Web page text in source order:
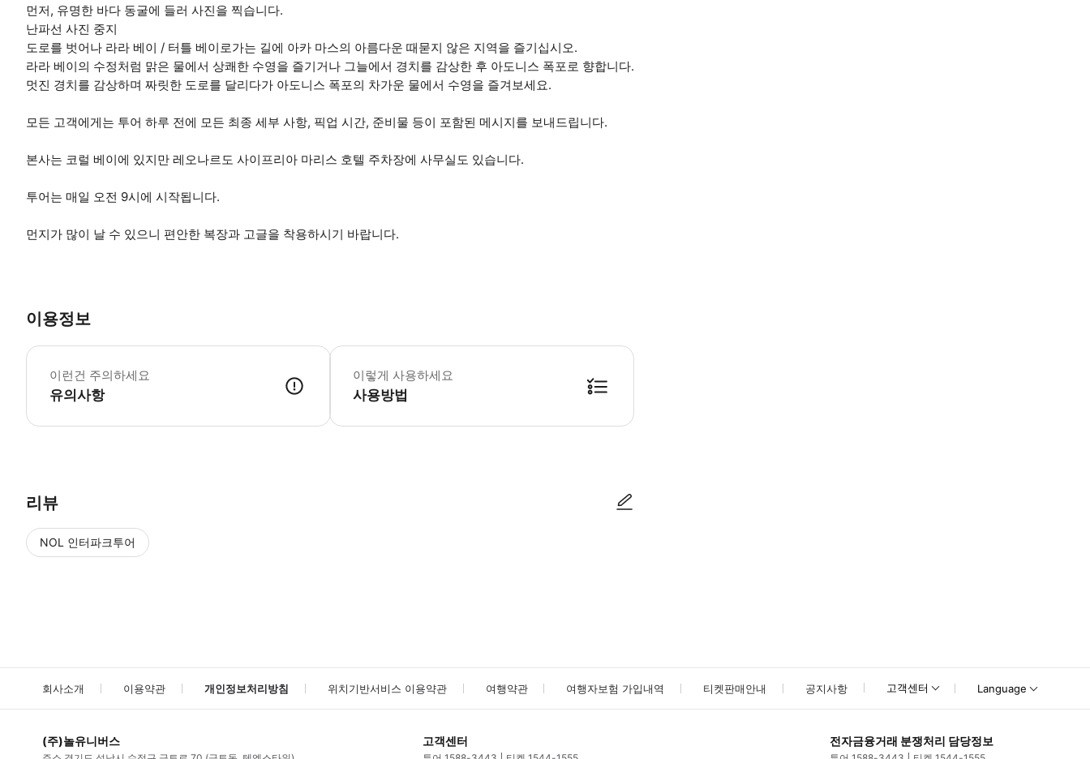
먼저, 유명한 바다 동굴에 들러 사진을 찍습니다.
난파선 사진 중지
도로를 벗어나 라라 베이 / 터틀 베이로가는 길에 아카 마스의 아름다운 때묻지 않은 지역을 즐기십시오.
라라 베이의 수정처럼 맑은 물에서 상쾌한 수영을 즐기거나 그늘에서 경치를 감상한 후 아도니스 폭포로 향합니다.
멋진 경치를 감상하며 짜릿한 도로를 달리다가 아도니스 폭포의 차가운 물에서 수영을 즐겨보세요.
모든 고객에게는 투어 하루 전에 모든 최종 세부 사항, 픽업 시간, 준비물 등이 포함된 메시지를 보내드립니다.
본사는 코럴 베이에 있지만 레오나르도 사이프리아 마리스 호텔 주차장에 사무실도 있습니다.
투어는 매일 오전 9시에 시작됩니다.
먼지가 많이 날 수 있으니 편안한 복장과 고글을 착용하시기 바랍니다.
이용정보
이런건 주의하세요
유의사항
운전자는 운전면허증이 필요합니다. 스크린샷은 허용되지 않습니다. 버기는 2인용입니다. * 소요시간 : 240분 (옵션에 따라 소요 시간이 다를 수 있으니, 예약 시
이렇게 사용하세요
사용방법
리뷰
NOL 인터파크투어
회사소개 이용약관 개인정보처리방침 위치기반서비스 이용약관 여행약관 여행자보험 가입내역 티켓판매안내 공지사항 고객센터 Language
(주)놀유니버스 고객센터 전자금융거래 분쟁처리 담당정보